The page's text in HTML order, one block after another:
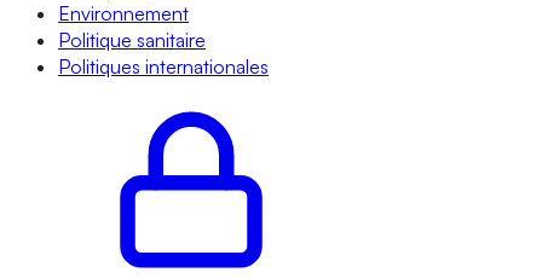
Environnement
Politique sanitaire
Politiques internationales